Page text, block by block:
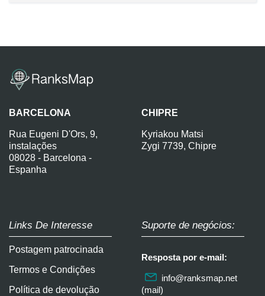
BARCELONA
Rua Eugeni D'Ors, 9,
instalações
08028 - Barcelona -
Espanha
CHIPRE
Kyriakou Matsi
Zygi 7739, Chipre
Links De Interesse
Postagem patrocinada
Termos e Condições
Política de devolução
Suporte de negócios:
Resposta por e-mail:
info@ranksmap.net
(mail)